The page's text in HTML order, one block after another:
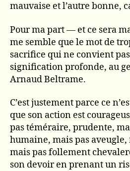
mauvaise et l’autre bonne,
Pour ma part — et ce sera
me semble que le mot de
sacrifice qui ne convient
signification profonde, au
Arnaud Beltrame.
C’est justement parce ce
que son action est
pas téméraire, prudente,
humaine, mais pas
mais pas follement
son devoir en prenant un